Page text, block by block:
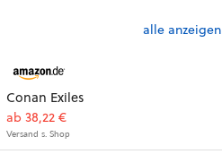
alle anzeigen
Conan Exiles
ab 38,22 €
Versand s. Shop